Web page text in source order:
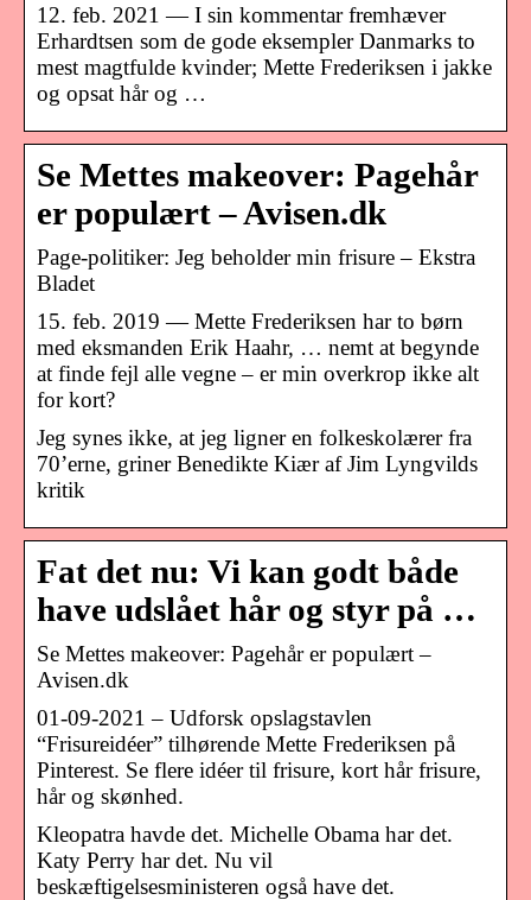
12. feb. 2021 — I sin kommentar fremhæver
Erhardtsen som de gode eksempler Danmarks to
mest magtfulde kvinder; Mette Frederiksen i jakke
og opsat hår og …
Se Mettes makeover: Pagehår
er populært – Avisen.dk
Page-politiker: Jeg beholder min frisure – Ekstra
Bladet
15. feb. 2019 — Mette Frederiksen har to børn
med eksmanden Erik Haahr, … nemt at begynde
at finde fejl alle vegne – er min overkrop ikke alt
for kort?
Jeg synes ikke, at jeg ligner en folkeskolærer fra
70’erne, griner Benedikte Kiær af Jim Lyngvilds
kritik
Fat det nu: Vi kan godt både
have udslået hår og styr på …
Se Mettes makeover: Pagehår er populært –
Avisen.dk
01-09-2021 – Udforsk opslagstavlen
“Frisureidéer” tilhørende Mette Frederiksen på
Pinterest. Se flere idéer til frisure, kort hår frisure,
hår og skønhed.
Kleopatra havde det. Michelle Obama har det.
Katy Perry har det. Nu vil
beskæftigelsesministeren også have det.